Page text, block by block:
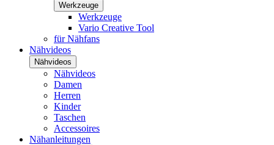
Werkzeuge
Werkzeuge
Vario Creative Tool
für Nähfans
Nähvideos
Nähvideos
Nähvideos
Damen
Herren
Kinder
Taschen
Accessoires
Nähanleitungen